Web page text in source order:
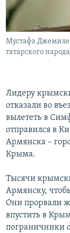
Мустафа
татарского
Лидеру
отказали во
вылететь в
отправился в
Армянска –
Крыма.
Тысячи
Армянску,
Они прорвали
впустить в
пограничники